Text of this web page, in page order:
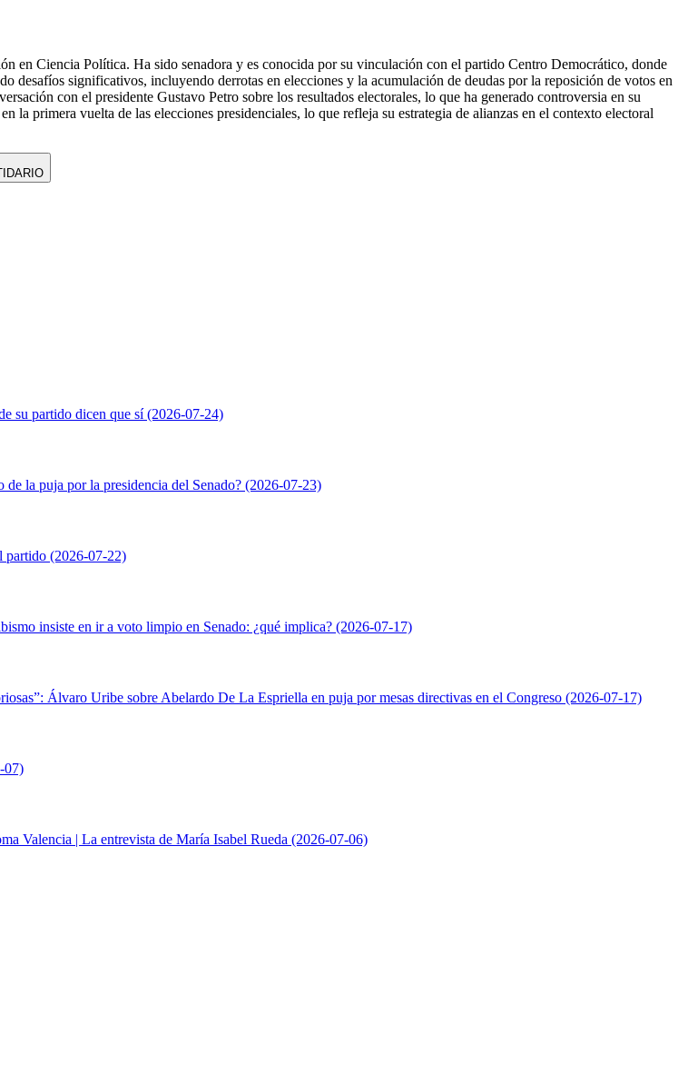
en Ciencia Política. Ha sido senadora y es conocida por su vinculación con el partido Centro Democrático, donde
desafíos significativos, incluyendo derrotas en elecciones y la acumulación de deudas por la reposición de votos en
con el presidente Gustavo Petro sobre los resultados electorales, lo que ha generado controversia en su
primera vuelta de las elecciones presidenciales, lo que refleja su estrategia de alianzas en el contexto electoral
su partido dicen que sí(2026-07-24)
la puja por la presidencia del Senado? (2026-07-23)
partido (2026-07-22)
insiste en ir a voto limpio en Senado: ¿qué implica? (2026-07-17)
Álvaro Uribe sobre Abelardo De La Espriella en puja por mesas directivas en el Congreso (2026-07-17)
07)
Valencia | La entrevista de María Isabel Rueda (2026-07-06)